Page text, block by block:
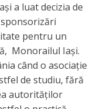
a luat decizia de
pentru un
Monorailul Iași.
când o asociație
de studiu, fără
autorităților